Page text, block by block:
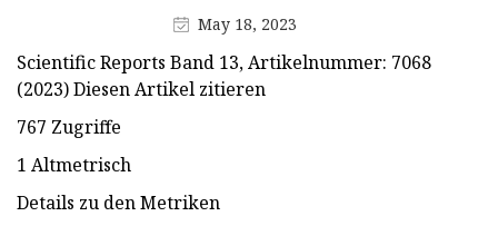
May 18, 2023
Scientific Reports Band 13, Artikelnummer: 7068
(2023) Diesen Artikel zitieren
767 Zugriffe
1 Altmetrisch
Details zu den Metriken